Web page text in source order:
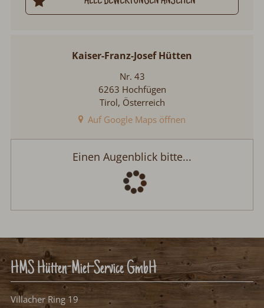
Kaiser-Franz-Josef Hütten
Nr. 43
6263 Hochfügen
Tirol, Österreich
Auf Google Maps öffnen
Kaiser-Franz-Josef Hütten
keine Auswahl
Anreisetag wählen
>
Aug.2026